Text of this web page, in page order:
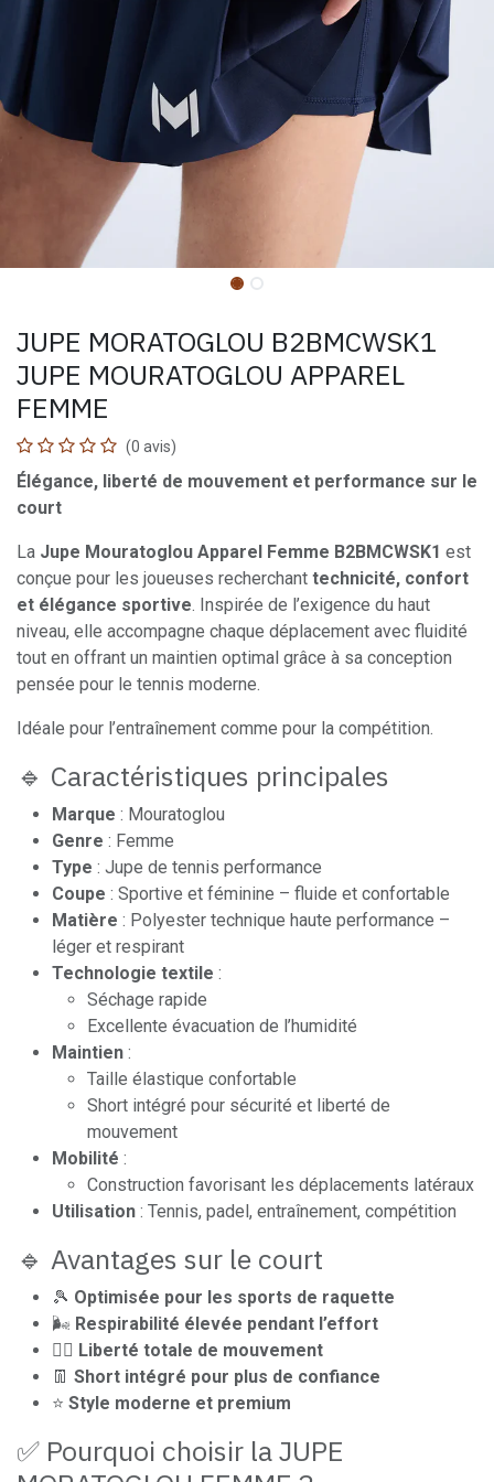
JUPE MORATOGLOU B2BMCWSK1
JUPE MOURATOGLOU APPAREL
FEMME
(0 avis)
Élégance, liberté de mouvement et performance sur le
court
La Jupe Mouratoglou Apparel Femme B2BMCWSK1 est
conçue pour les joueuses recherchant technicité, confort
et élégance sportive. Inspirée de l’exigence du haut
niveau, elle accompagne chaque déplacement avec fluidité
tout en offrant un maintien optimal grâce à sa conception
pensée pour le tennis moderne.
Idéale pour l’entraînement comme pour la compétition.
🔹 Caractéristiques principales
Marque : Mouratoglou
Genre : Femme
Type : Jupe de tennis performance
Coupe : Sportive et féminine – fluide et confortable
Matière : Polyester technique haute performance –
léger et respirant
Technologie textile :
Séchage rapide
Excellente évacuation de l’humidité
Maintien :
Taille élastique confortable
Short intégré pour sécurité et liberté de
mouvement
Mobilité :
Construction favorisant les déplacements latéraux
Utilisation : Tennis, padel, entraînement, compétition
🔹 Avantages sur le court
🎾 Optimisée pour les sports de raquette
🌬️ Respirabilité élevée pendant l’effort
🏃‍♀️ Liberté totale de mouvement
👖 Short intégré pour plus de confiance
⭐ Style moderne et premium
✅ Pourquoi choisir la JUPE